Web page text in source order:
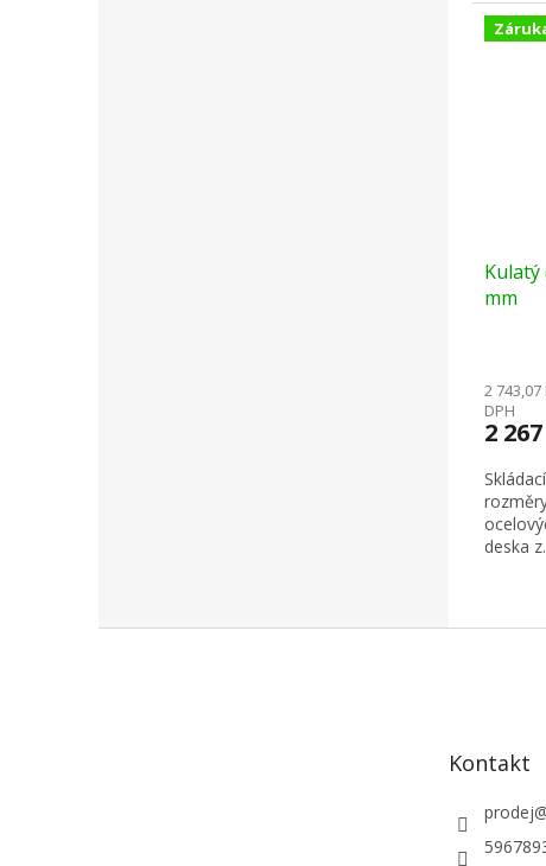
Kulatý
mm
2
DPH
2
deska
Kontakt
prodej